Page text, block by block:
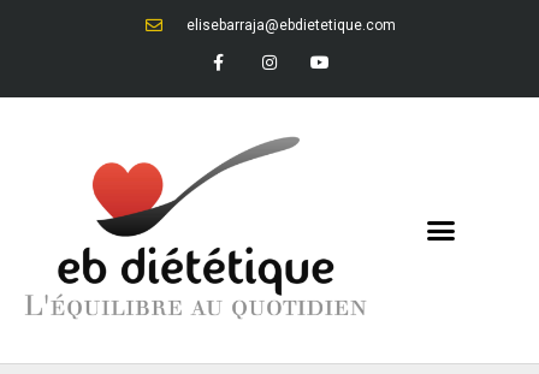
elisebarraja@ebdietetique.com